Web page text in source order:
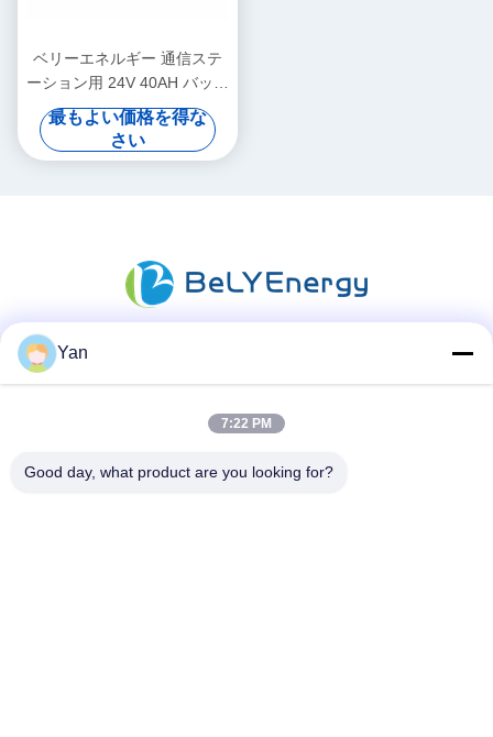
ベリーエネルギー 通信ステ
ーション用 24V 40AH バッテ
リー UPS メディカル
最もよい価格を得な
さい
迅速な連絡
Yan
7:22 PM
Good day, what product are you looking for?